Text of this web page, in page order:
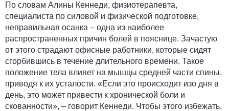
По словам Алины Кеннеди, физиотерапевта,
специалиста по силовой и физической подготовке,
неправильная осанка – одна из наиболее
распространенных причин болей в пояснице. Зачастую
от этого страдают офисные работники, которые сидят
сгорбившись в течение длительного времени. Такое
положение тела влияет на мышцы средней части спины,
приводя к их усталости. «Если это происходит изо дня в
день, это может привести к хронической боли и
скованности», – говорит Кеннеди. Чтобы этого избежать,